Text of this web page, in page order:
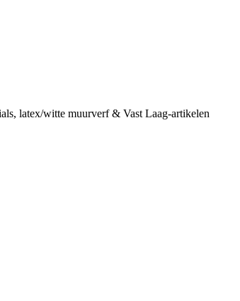
latex/witte muurverf & Vast Laag-artikelen